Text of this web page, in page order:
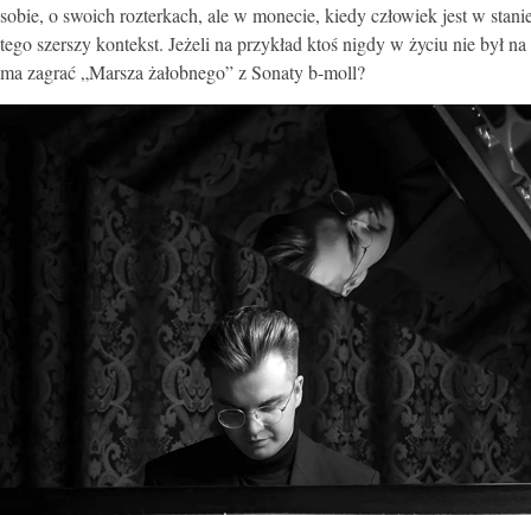
sobie, o swoich rozterkach, ale w monecie, kiedy człowiek jest w
tego szerszy kontekst. Jeżeli na przykład ktoś nigdy w życiu nie był
ma zagrać „Marsza żałobnego” z Sonaty b-moll?